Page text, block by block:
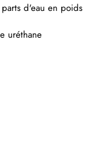
d'eau en poids
uréthane